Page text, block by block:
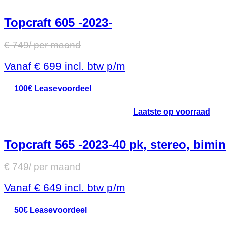
Topcraft 605 -2023-
€749/ per maand
Vanaf € 699 incl. btw p/m
100€ Leasevoordeel
Laatste op voorraad
Topcraft 565 -2023-40 pk, stereo,
€749/ per maand
Vanaf € 649 incl. btw p/m
50€ Leasevoordeel